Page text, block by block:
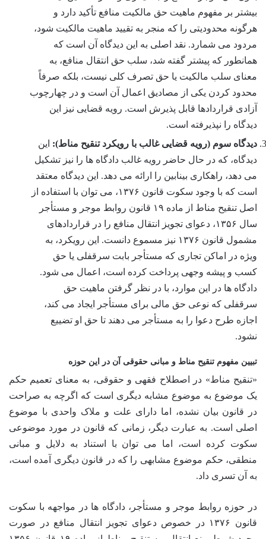
بیشتر بر مفهوم ماهیت حق مالکیت منافع تأکید دارد و
هرگونه محدودیتی را که منجر به تقیید ماهیت مالکیت شود،
مردود می شمارد. نقد اصلی به این دیدگاه آن است که
همانطور که پیشتر گفته شد، سلب حق انتقال منافع، به
معنای سلب مالکیت یا حق تصرف کلی نیست، بلکه صرفاً
محدود کردن یکی از مصادیق اعمال آن است و در چهارچوب
آزادی قراردادها قابل پذیرش است. رویه قضایی نیز این
دیدگاه را نپذیرفته است.
دیدگاه سوم (رویه قضایی غالب با رویکرد تنقیح مناط): این
دیدگاه، که در حال حاضر رویه غالب دادگاه ها را نیز تشکیل
می دهد، راهکاری بینابین را ارائه می دهد. این دیدگاه معتقد
است که با وجود سکوت قانون ۱۳۷۶، می توان با استفاده از
اصل تنقیح مناط از ماده ۱۹ قانون روابط موجر و مستأجر
سال ۱۳۵۶، دعوای تجویز انتقال منافع را در قراردادهای
مشمول قانون ۱۳۷۶ نیز مسموع دانست. این رویکرد، به
ویژه در اماکن تجاری که مستأجر بابت سرقفلی یا حق
کسب و پیشه وجهی پرداخت کرده است، اعمال می شود.
دادگاه ها در این موارد، با در نظر گرفتن ماهیت حق
سرقفلی که نوعی حق مالی برای مستأجر ایجاد می کند،
اجازه طرح دعوا را به مستأجر می دهند تا حق او تضییع
نشود.
تبیین مفهوم تنقیح مناط و مبانی حقوقی آن در این حوزه
«تنقیح مناط» در اصطلاح فقهی و حقوقی، به معنای تعمیم حکم
یک موضوع به موضوع مشابه دیگری است که اگرچه به صراحت
در قانون بیان نشده، اما دارای علت و ملاک واحدی با موضوع
اصلی است. به عبارت دیگر، زمانی که قانون در مورد موضوعی
سکوت کرده است، اما می توان با استناد به دلایل و مبانی
منطقی، حکم موضوع مشابهی را که در قانون دیگری آمده است،
به آن تسری داد.
در حوزه روابط موجر و مستأجر، دادگاه ها در مواجهه با سکوت
قانون ۱۳۷۶ در خصوص دعوای تجویز انتقال منافع در صورت